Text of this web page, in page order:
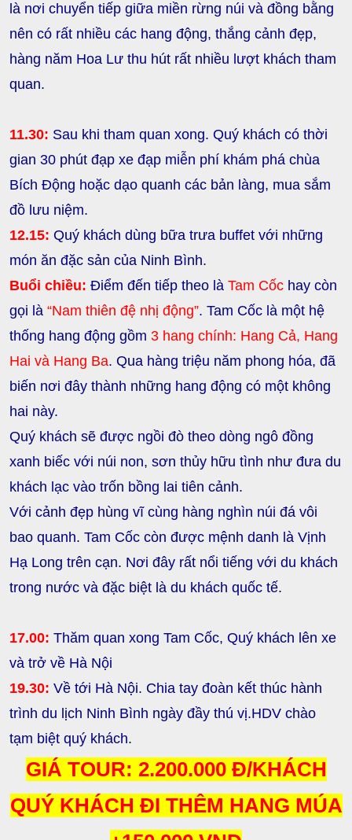
là nơi chuyển tiếp giữa miền rừng núi và đồng bằng
nên có rất nhiều các hang động, thắng cảnh đẹp,
hàng năm Hoa Lư thu hút rất nhiều lượt khách tham
quan.
11.30: Sau khi tham quan xong. Quý khách có thời
gian 30 phút đạp xe đạp miễn phí khám phá chùa
Bích Động hoặc dạo quanh các bản làng, mua sắm
đồ lưu niệm.
12.15: Quý khách dùng bữa trưa buffet với những
món ăn đặc sản của Ninh Bình.
Buổi chiều: Điểm đến tiếp theo là Tam Cốc hay còn
gọi là “Nam thiên đệ nhị động”. Tam Cốc là một hệ
thống hang động gồm 3 hang chính: Hang Cả, Hang
Hai và Hang Ba. Qua hàng triệu năm phong hóa, đã
biến nơi đây thành những hang động có một không
hai này.
Quý khách sẽ được ngồi đò theo dòng ngô đồng
xanh biếc với núi non, sơn thủy hữu tình như đưa du
khách lạc vào trốn bồng lai tiên cảnh.
Với cảnh đẹp hùng vĩ cùng hàng nghìn núi đá vôi
bao quanh. Tam Cốc còn được mệnh danh là Vịnh
Hạ Long trên cạn. Nơi đây rất nổi tiếng với du khách
trong nước và đặc biệt là du khách quốc tế.
17.00: Thăm quan xong Tam Cốc, Quý khách lên xe
và trở về Hà Nội
19.30: Về tới Hà Nội. Chia tay đoàn kết thúc hành
trình du lịch Ninh Bình ngày đầy thú vị.HDV chào
tạm biệt quý khách.
GIÁ TOUR: 2.200.000 Đ/KHÁCH
QUÝ KHÁCH ĐI THÊM HANG MÚA